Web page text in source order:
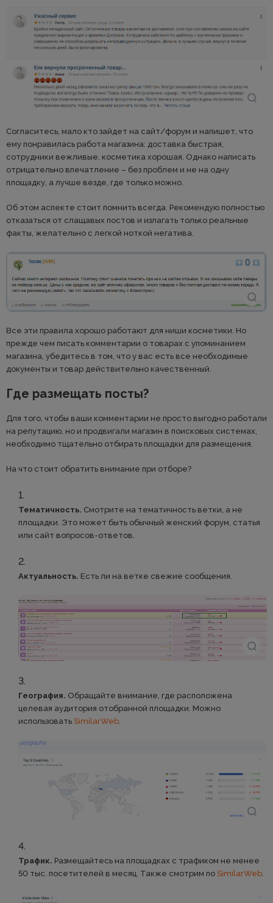
Согласитесь, мало кто зайдет на сайт/форум и напишет, что
ему понравилась работа магазина: доставка быстрая,
сотрудники вежливые, косметика хорошая. Однако написать
отрицательно впечатление – без проблем и не на одну
площадку, а лучше везде, где только можно.
Об этом аспекте стоит помнить всегда. Рекомендую полностью
отказаться от слащавых постов и излагать только реальные
факты, желательно с легкой ноткой негатива.
Все эти правила хорошо работают для ниши косметики. Но
прежде чем писать комментарии о товарах с упоминанием
магазина, убедитесь в том, что у вас есть все необходимые
документы и товар действительно качественный.
Где размещать посты?
Для того, чтобы ваши комментарии не просто выгодно работали
на репутацию, но и продвигали магазин в поисковых системах,
необходимо тщательно отбирать площадки для размещения.
На что стоит обратить внимание при отборе?
Тематичность. Смотрите на тематичность ветки, а не
площадки. Это может быть обычный женский форум, статья
или сайт вопросов-ответов.
Актуальность. Есть ли на ветке свежие сообщения.
География. Обращайте внимание, где расположена
целевая аудитория отобранной площадки. Можно
использовать SimilarWeb.
Трафик. Размещайтесь на площадках с трафиком не менее
50 тыс. посетителей в месяц. Также смотрим по SimilarWeb.